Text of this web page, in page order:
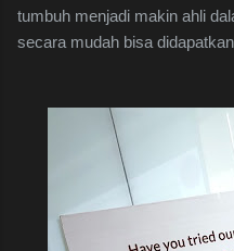
tumbuh menjadi makin ahli
secara mudah bisa